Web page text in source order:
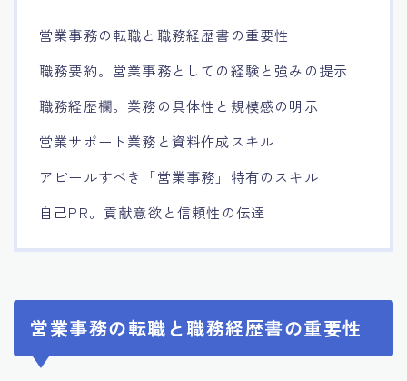
営業事務の転職と職務経歴書の重要性
職務要約。営業事務としての経験と強みの提示
職務経歴欄。業務の具体性と規模感の明示
営業サポート業務と資料作成スキル
アピールすべき「営業事務」特有のスキル
自己PR。貢献意欲と信頼性の伝達
営業事務の転職と職務経歴書の重要性